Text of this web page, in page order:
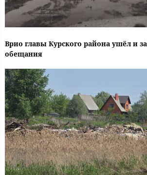
Врио главы Курского района ушёл и
обещания